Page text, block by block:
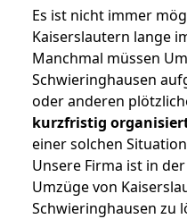
Es ist nicht immer
Kaiserslautern lange
Manchmal müssen
Schwieringhausen
oder anderen
kurzfristig
einer solchen
Unsere Firma ist in
Umzüge von
Schwieringhausen zu